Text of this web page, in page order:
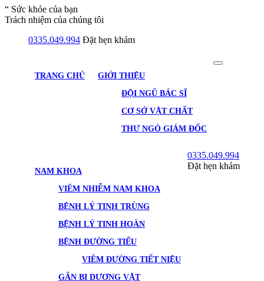
“ Sức khỏe của bạn
Trách nhiệm của chúng tôi
0335.049.994 Đặt hẹn khám
TRANG CHỦ
GIỚI THIỆU
ĐỘI NGŨ BÁC SĨ
CƠ SỞ VẬT CHẤT
THƯ NGỎ GIÁM ĐỐC
NAM KHOA
VIÊM NHIỄM NAM KHOA
BỆNH LÝ TINH TRÙNG
BỆNH LÝ TINH HOÀN
BỆNH ĐƯỜNG TIỂU
VIÊM ĐƯỜNG TIẾT NIỆU
GẮN BI DƯƠNG VẬT
0335.049.994
Đặt hẹn khám